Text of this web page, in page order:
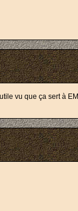
vu que ça sert à EM